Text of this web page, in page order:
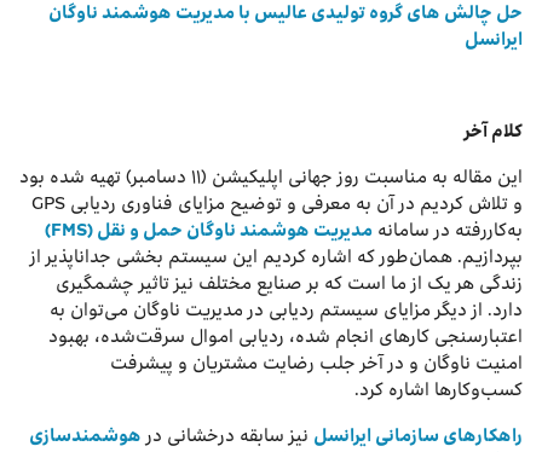
حل چالش ‌های گروه تولیدی عالیس با مدیریت هوشمند ناوگان
ایرانسل
کلام آخر
این مقاله به مناسبت روز جهانی اپلیکیشن (۱۱ دسامبر) تهیه شده بود
و تلاش کردیم در آن به معرفی و توضیح مزایای فناوری ردیابی GPS
به‌کاررفته در سامانه مدیریت هوشمند ناوگان حمل‌ و نقل (FMS)
بپردازیم. همان‌طور که اشاره کردیم این سیستم بخشی جداناپذیر از
زندگی هر یک از ما است که بر صنایع مختلف نیز تاثیر چشم‎گیری
دارد. از دیگر مزایای سیستم ردیابی در مدیریت ناوگان می‌توان به
اعتبارسنجی کارهای انجام شده، ردیابی اموال سرقت‌شده، بهبود
امنیت ناوگان و در آخر جلب رضایت مشتریان و پیشرفت
کسب‌وکارها اشاره کرد.
راهکارهای سازمانی ایرانسل نیز سابقه درخشانی در هوشمندسازی